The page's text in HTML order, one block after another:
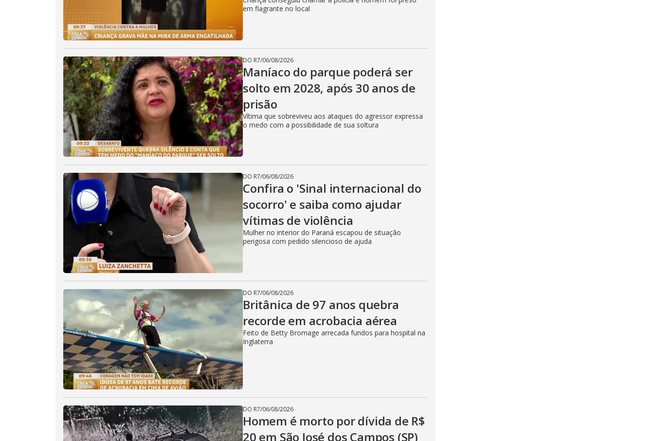
em flagrante no local
DO R7/06/08/2026
Maníaco do parque poderá ser
solto em 2028, após 30 anos de
prisão
Vítima que sobreviveu aos ataques do agressor expressa
o medo com a possibilidade de sua soltura
DO R7/06/08/2026
Confira o 'Sinal internacional do
socorro' e saiba como ajudar
vítimas de violência
Mulher no interior do Paraná escapou de situação
perigosa com pedido silencioso de ajuda
DO R7/06/08/2026
Britânica de 97 anos quebra
recorde em acrobacia aérea
Feito de Betty Bromage arrecada fundos para hospital na
Inglaterra
DO R7/06/08/2026
Homem é morto por dívida de R$
20 em São José dos Campos (SP)